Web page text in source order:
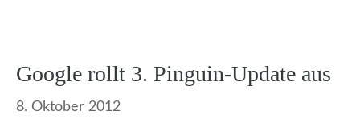
Google rollt 3. Pinguin-Update aus
8. Oktober 2012